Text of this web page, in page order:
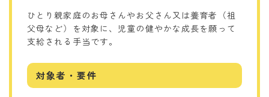
ひとり親家庭のお母さんやお父さん又は養育者（祖
父母など）を対象に、児童の健やかな成長を願って
支給される手当です。
対象者・要件